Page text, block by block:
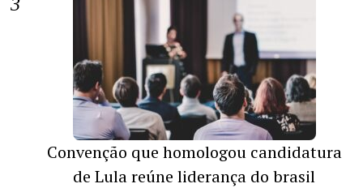
Convenção que homologou candidatura
de Lula reúne liderança do brasil